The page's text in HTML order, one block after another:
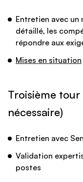
Entretien avec un
détaillé, les
répondre aux
Mises en situation
Troisième
nécessaire)
Entretien avec
Validation
postes